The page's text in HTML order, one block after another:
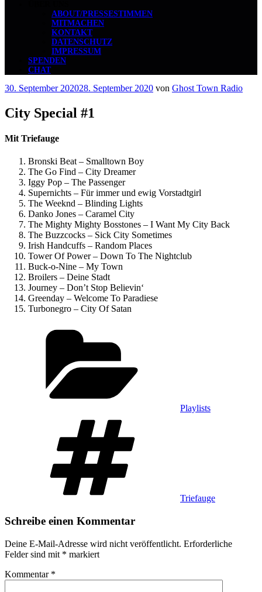
ABOUT/PRESSESTIMMEN
MITMACHEN
KONTAKT
DATENSCHUTZ
IMPRESSUM
SPENDEN
CHAT
Veröffentlicht
30. September 202028. September 2020 von Ghost Town Radio
City Special #1
Mit Triefauge
Bronski Beat – Smalltown Boy
The Go Find – City Dreamer
Iggy Pop – The Passenger
Supernichts – Für immer und ewig Vorstadtgirl
The Weeknd – Blinding Lights
Danko Jones – Caramel City
The Mighty Mighty Bosstones – I Want My City Back
The Buzzcocks – Sick City Sometimes
Irish Handcuffs – Random Places
Tower Of Power – Down To The Nightclub
Buck-o-Nine – My Town
Broilers – Deine Stadt
Journey – Don’t Stop Believin‘
Greenday – Welcome To Paradiese
Turbonegro – City Of Satan
Playlists
Triefauge
Schreibe einen Kommentar
Deine E-Mail-Adresse wird nicht veröffentlicht. Erforderliche
Felder sind mit * markiert
Kommentar *